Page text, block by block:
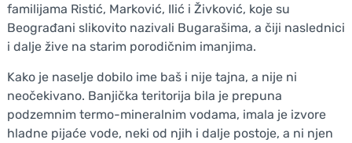
familijama Ristić, Marković, Ilić i Živković, koje su
Beograđani slikovito nazivali Bugarašima, a čiji naslednici
i dalje žive na starim porodičnim imanjima.
Kako je naselje dobilo ime baš i nije tajna, a nije ni
neočekivano. Banjička teritorija bila je prepuna
podzemnim termo-mineralnim vodama, imala je izvore
hladne pijaće vode, neki od njih i dalje postoje, a ni njen